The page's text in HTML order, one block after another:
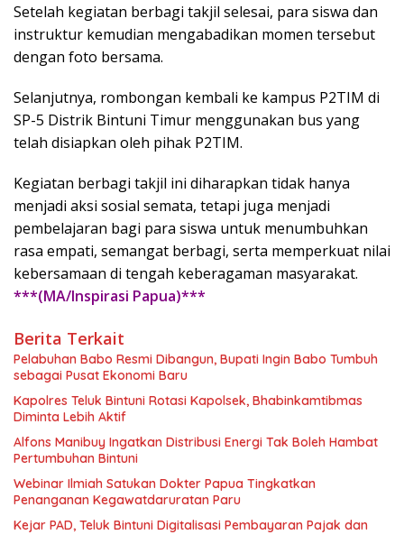
Setelah kegiatan berbagi takjil selesai, para siswa dan
instruktur kemudian mengabadikan momen tersebut
dengan foto bersama.
Selanjutnya, rombongan kembali ke kampus P2TIM di
SP-5 Distrik Bintuni Timur menggunakan bus yang
telah disiapkan oleh pihak P2TIM.
Kegiatan berbagi takjil ini diharapkan tidak hanya
menjadi aksi sosial semata, tetapi juga menjadi
pembelajaran bagi para siswa untuk menumbuhkan
rasa empati, semangat berbagi, serta memperkuat nilai
kebersamaan di tengah keberagaman masyarakat.
***(MA/Inspirasi Papua)***
Berita Terkait
Pelabuhan Babo Resmi Dibangun, Bupati Ingin Babo Tumbuh
sebagai Pusat Ekonomi Baru
Kapolres Teluk Bintuni Rotasi Kapolsek, Bhabinkamtibmas
Diminta Lebih Aktif
Alfons Manibuy Ingatkan Distribusi Energi Tak Boleh Hambat
Pertumbuhan Bintuni
Webinar Ilmiah Satukan Dokter Papua Tingkatkan
Penanganan Kegawatdaruratan Paru
Kejar PAD, Teluk Bintuni Digitalisasi Pembayaran Pajak dan